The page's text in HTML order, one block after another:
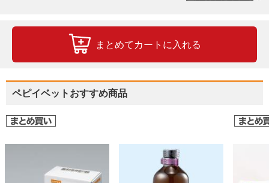
まとめてカートに入れる
ペピイベットおすすめ商品